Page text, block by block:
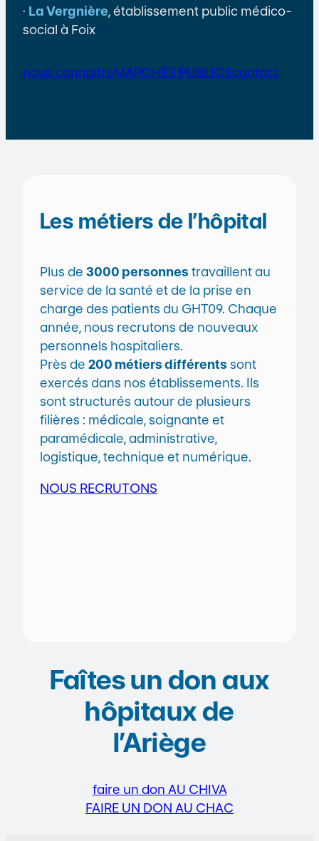
· La Vergnière, établissement public médico-
social à Foix
nous connaitreMARCHÉS PUBLICScontact
Les métiers de l’hôpital
Plus de 3000 personnes travaillent au
service de la santé et de la prise en
charge des patients du GHT09. Chaque
année, nous recrutons de nouveaux
personnels hospitaliers.
Près de 200 métiers différents sont
exercés dans nos établissements. Ils
sont structurés autour de plusieurs
filières : médicale, soignante et
paramédicale, administrative,
logistique, technique et numérique.
NOUS RECRUTONS
Faîtes un don aux
hôpitaux de
l’Ariège
faire un don AU CHIVA
FAIRE UN DON AU CHAC